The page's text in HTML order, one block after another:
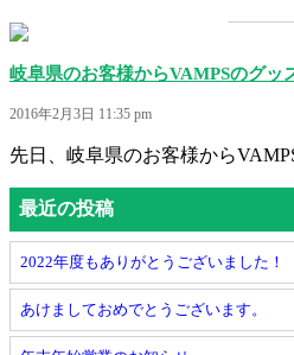
岐阜県のお客様からVAMPSのグッ
2016年2月3日 11:35 pm
先日、岐阜県のお客様から
最近の投稿
2022年度もありがとうございました！
あけましておめでとうございます。